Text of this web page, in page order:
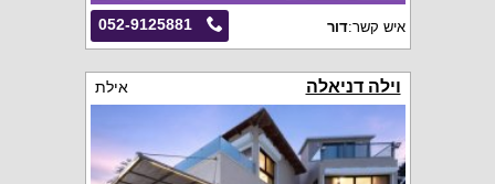
052-9125881 איש קשר:דור
וילה דניאלה אילת